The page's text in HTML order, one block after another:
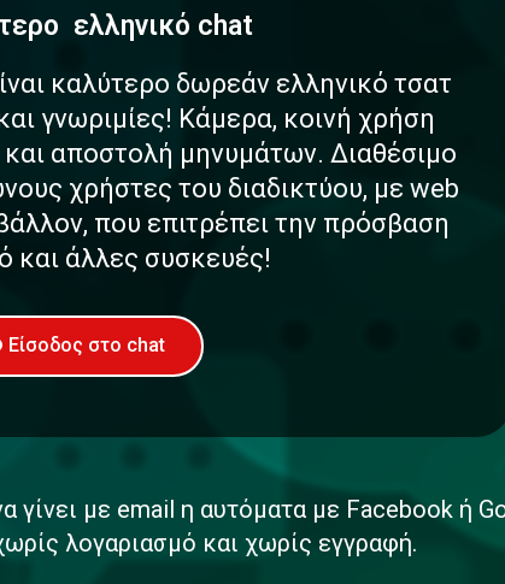
ασ φα ελληνικό chat
καλύτερο δωρεάν ελληνικό τσατ
γνωριμίες! Κάμερα, κοινή χρήση
αποστολή μηνυμάτων. Διαθέσιμο
χρήστες του διαδικτύου, με web
που επιτρέπει την πρόσβαση
και άλλες συσκευές!
Είσοδος στο chat
γίνει με email η αυτόματα με Facebook ή
λογαριασμό και χωρίς εγγραφή.